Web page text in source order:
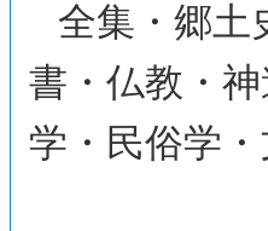
全集・郷土
書・仏教・
学・民俗学